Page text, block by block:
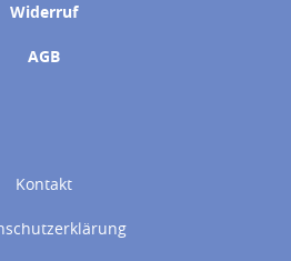
Widerruf
AGB
Kontakt